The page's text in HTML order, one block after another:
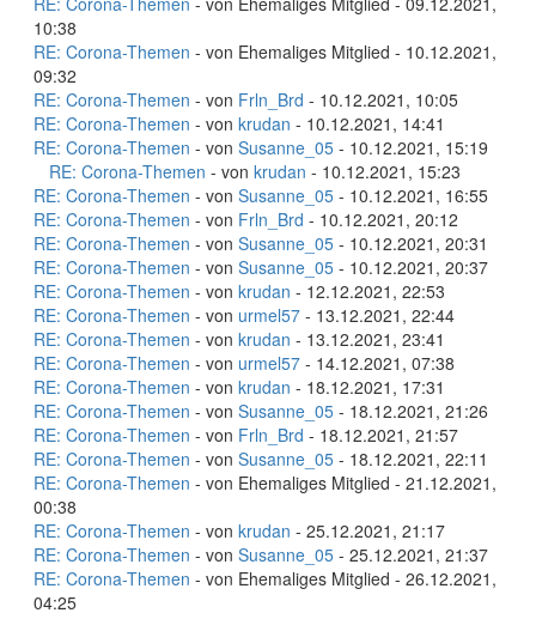
10:38
RE: Corona-Themen - von Ehemaliges Mitglied - 10.12.2021,
09:32
RE: Corona-Themen - von Frln_Brd - 10.12.2021, 10:05
RE: Corona-Themen - von krudan - 10.12.2021, 14:41
RE: Corona-Themen - von Susanne_05 - 10.12.2021, 15:19
RE: Corona-Themen - von krudan - 10.12.2021, 15:23
RE: Corona-Themen - von Susanne_05 - 10.12.2021, 16:55
RE: Corona-Themen - von Frln_Brd - 10.12.2021, 20:12
RE: Corona-Themen - von Susanne_05 - 10.12.2021, 20:31
RE: Corona-Themen - von Susanne_05 - 10.12.2021, 20:37
RE: Corona-Themen - von krudan - 12.12.2021, 22:53
RE: Corona-Themen - von urmel57 - 13.12.2021, 22:44
RE: Corona-Themen - von krudan - 13.12.2021, 23:41
RE: Corona-Themen - von urmel57 - 14.12.2021, 07:38
RE: Corona-Themen - von krudan - 18.12.2021, 17:31
RE: Corona-Themen - von Susanne_05 - 18.12.2021, 21:26
RE: Corona-Themen - von Frln_Brd - 18.12.2021, 21:57
RE: Corona-Themen - von Susanne_05 - 18.12.2021, 22:11
RE: Corona-Themen - von Ehemaliges Mitglied - 21.12.2021,
00:38
RE: Corona-Themen - von krudan - 25.12.2021, 21:17
RE: Corona-Themen - von Susanne_05 - 25.12.2021, 21:37
RE: Corona-Themen - von Ehemaliges Mitglied - 26.12.2021,
04:25